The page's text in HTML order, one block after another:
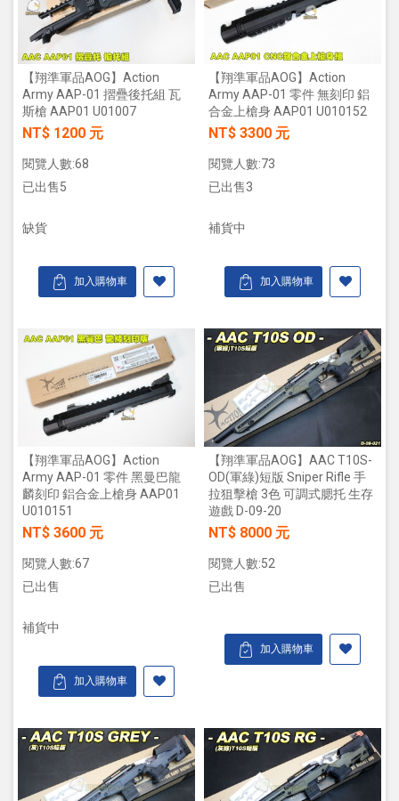
【翔準軍品AOG】Action
Army AAP-01 摺疊後托組 瓦
斯槍 AAP01 U01007
NT$ 1200 元
閱覽人數:68
已出售5
缺貨
加入購物車
【翔準軍品AOG】Action
Army AAP-01 零件 無刻印 鋁
合金上槍身 AAP01 U010152
NT$ 3300 元
閱覽人數:73
已出售3
補貨中
加入購物車
【翔準軍品AOG】Action
Army AAP-01 零件 黑曼巴龍
麟刻印 鋁合金上槍身 AAP01
U010151
NT$ 3600 元
閱覽人數:67
已出售
補貨中
加入購物車
【翔準軍品AOG】AAC T10S-
OD(軍綠)短版 Sniper Rifle 手
拉狙擊槍 3色 可調式腮托 生存
遊戲 D-09-20
NT$ 8000 元
閱覽人數:52
已出售
加入購物車